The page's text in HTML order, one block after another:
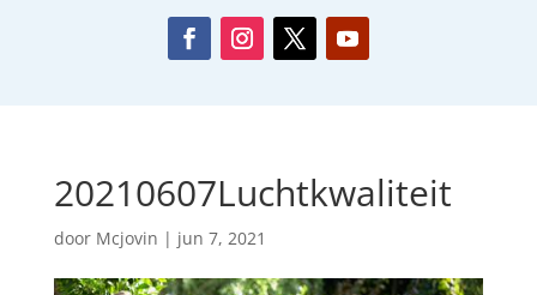
20210607Luchtkwaliteit
door Mcjovin | jun 7, 2021